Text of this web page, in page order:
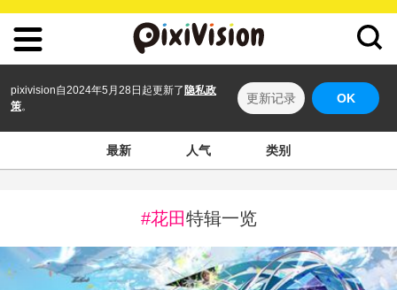
pixivision自2024年5月28日起更新了 隐私政
策。
更新记录 OK
最新 人气 类别
#花田特辑一览